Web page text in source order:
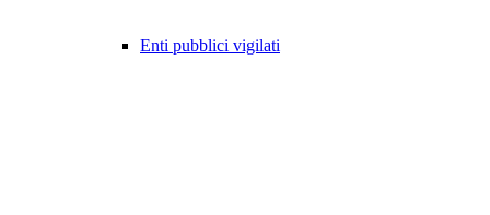
Enti pubblici vigilati